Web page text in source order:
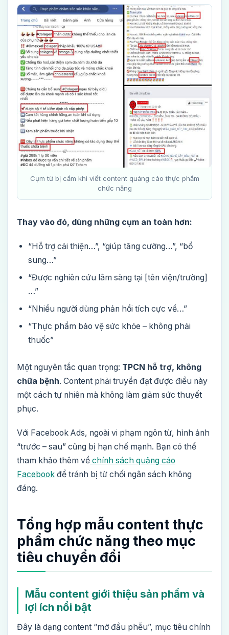
Cụm từ bị cấm khi viết content quảng cáo thực phẩm
chức năng
Thay vào đó, dùng những cụm an toàn hơn:
“Hỗ trợ cải thiện…”, “giúp tăng cường…”, “bổ
sung…”
“Được nghiên cứu lâm sàng tại [tên viện/trường]
…”
“Nhiều người dùng phản hồi tích cực về…”
“Thực phẩm bảo vệ sức khỏe – không phải
thuốc”
Một nguyên tắc quan trọng: TPCN hỗ trợ, không
chữa bệnh. Content phải truyền đạt được điều này
một cách tự nhiên mà không làm giảm sức thuyết
phục.
Với Facebook Ads, ngoài vi phạm ngôn từ, hình ảnh
“trước – sau” cũng bị hạn chế mạnh. Bạn có thể
tham khảo thêm về chính sách quảng cáo
Facebook để tránh bị từ chối ngân sách không
đáng.
Tổng hợp mẫu content thực
phẩm chức năng theo mục
tiêu chuyển đổi
Mẫu content giới thiệu sản phẩm và
lợi ích nổi bật
Đây là dạng content “mở đầu phễu”, mục tiêu chính